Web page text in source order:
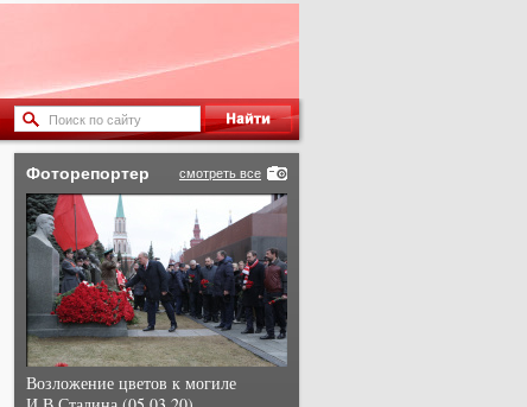
смотреть все
Фоторепортер
Возложение цветов к могиле